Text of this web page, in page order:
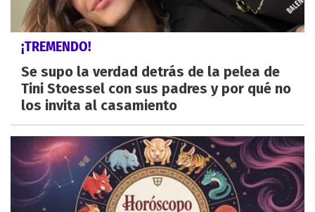
¡TREMENDO!
Se supo la verdad detrás de la pelea de
Tini Stoessel con sus padres y por qué no
los invita al casamiento